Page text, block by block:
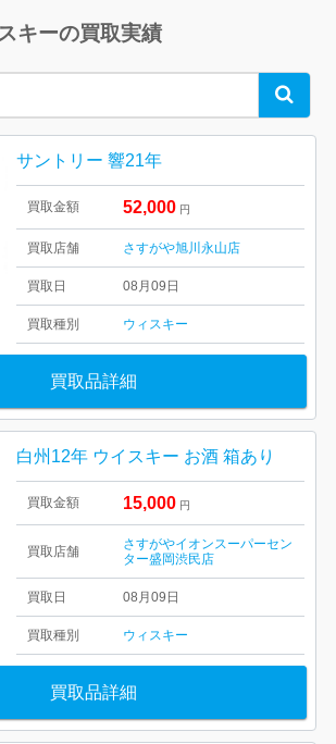
キーの買取実績
Search
サントリー 響21年
買取金額 52,000 円
買取店舗 さすがや旭川永山店
買取日 08月09日
買取種別 ウィスキー
買取品詳細
白州12年 ウイスキー お酒 箱あり
買取金額 15,000 円
買取店舗
さすがやイオンスーパーセン
ター盛岡渋民店
買取日 08月09日
買取種別 ウィスキー
買取品詳細